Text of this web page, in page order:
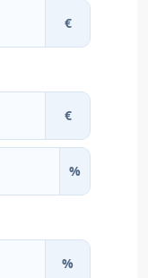
€
€
%
%